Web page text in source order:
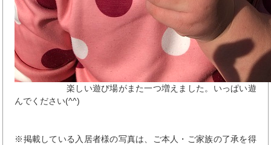
楽しい遊び場がまた一つ増えました。いっぱい遊
んでください(^^)
※掲載している入居者様の写真は、ご本人・ご家族の了承を得